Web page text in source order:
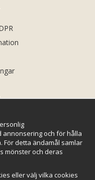
och för hålla
För detta ändamål samlar
mönster och deras
eller välj vilka cookies